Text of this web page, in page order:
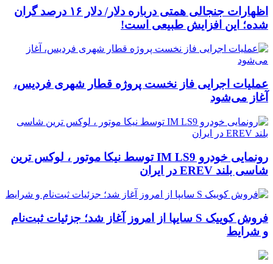
اظهارات جنجالی همتی درباره دلار/ دلار ۱۶ درصد گران
شده؛ این افزایش طبیعی است!
عملیات اجرایی فاز نخست پروژه قطار شهری فردیس،
آغاز می‌شود
رونمایی خودرو IM LS9 توسط نیکا موتور ، لوکس ترین
شاسی بلند EREV در ایران
فروش کوییک S سایپا از امروز آغاز شد؛ جزئیات ثبت‌نام
و شرایط